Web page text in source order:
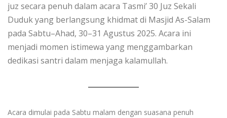
juz secara penuh dalam acara Tasmi’ 30 Juz Sekali
Duduk yang berlangsung khidmat di Masjid As-Salam
pada Sabtu–Ahad, 30–31 Agustus 2025. Acara ini
menjadi momen istimewa yang menggambarkan
dedikasi santri dalam menjaga kalamullah.
Acara dimulai pada Sabtu malam dengan suasana penuh